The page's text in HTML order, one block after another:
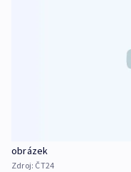
obrázek
Zdroj: ČT24